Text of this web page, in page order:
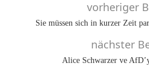
vorheriger
Sie müssen sich in kurzer Zeit
nächster
Alice Schwarzer ve